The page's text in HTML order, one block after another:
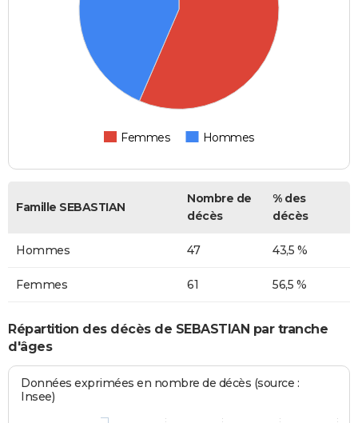
Femmes Hommes
Famille SEBASTIAN
Nombre de
décès
% des
décès
Hommes 47 43,5 %
Femmes 61 56,5 %
Répartition des décès de SEBASTIAN par tranche
d'âges
Données exprimées en nombre de décès (source :
Insee)